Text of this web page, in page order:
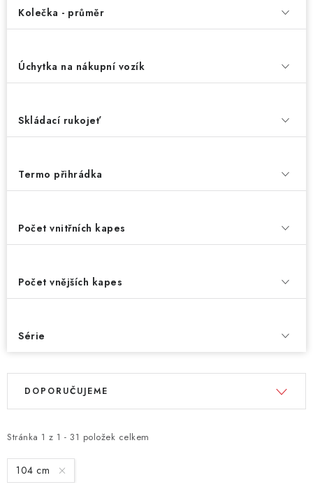
Kolečka - průměr
Úchytka na nákupní vozík
Skládací rukojeť
Termo přihrádka
Počet vnitřních kapes
Počet vnějších kapes
Série
V
i
s
p
Stránka 1 z 1 - 31 položek celkem
Ř
e
n
í
DOPORUČUJEME
104 cm